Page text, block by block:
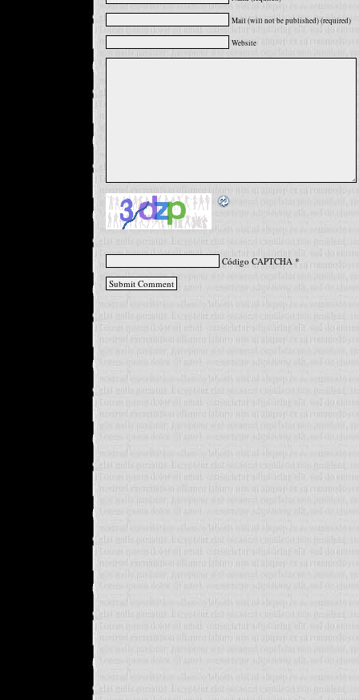
Mail (will not be published) (required)
Website
Código CAPTCHA*